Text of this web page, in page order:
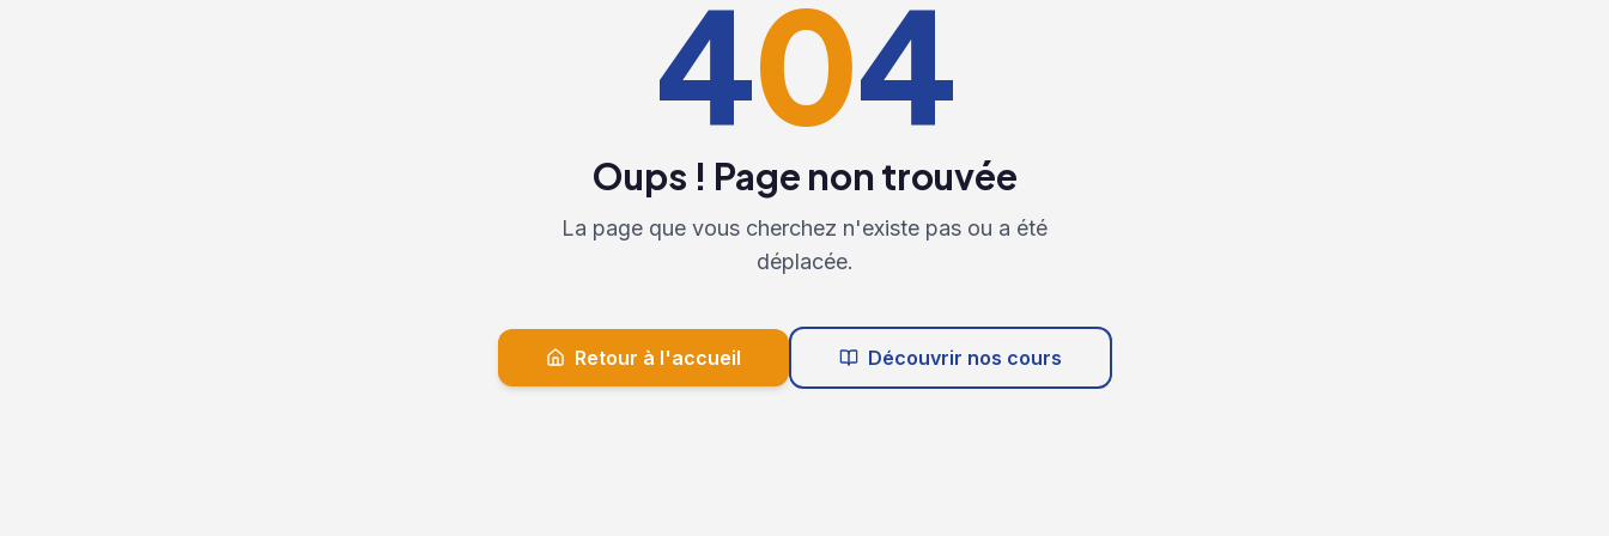
404
Oups ! Page non trouvée
La page que vous cherchez n'existe pas ou a été
déplacée.
Retour à l'accueil Découvrir nos cours